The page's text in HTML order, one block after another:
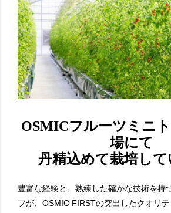
OSMICフルーツミニ
場にて
丹精込めて栽培して
豊富な経験と、熟練した確かな技術を持
フが、OSMIC FIRSTの突出したクオリテ